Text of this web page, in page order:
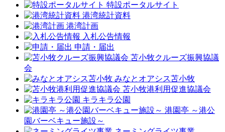
特設ポータルサイト
港湾統計資料
港湾計画
入札公告情報
申請・届出
苫小牧クルーズ振興協議
会
みなとオアシス苫小牧
苫小牧港利用促進協議会
キラキラ公園
港園亭 ～港公
園バーベキュー施設～